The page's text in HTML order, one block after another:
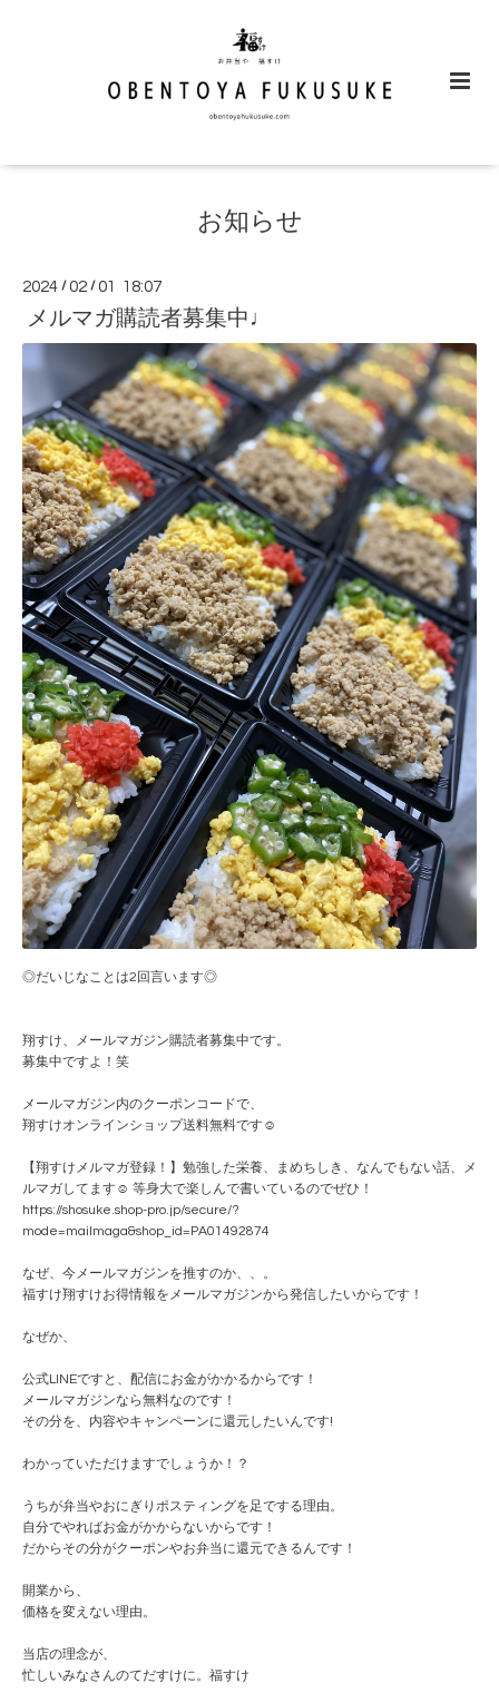
お知らせ
2024 /02 /01 18:07
メルマガ購読者募集中♩
◎だいじなことは2回言います◎
翔すけ、メールマガジン購読者募集中です。
募集中ですよ！笑
メールマガジン内のクーポンコードで、
翔すけオンラインショップ送料無料です☺️
【翔すけメルマガ登録！】勉強した栄養、まめちしき、なんでもない話、メ
ルマガしてます☺️ 等身大で楽しんで書いているのでぜひ！
https://shosuke.shop-pro.jp/secure/?
mode=mailmaga&shop_id=PA01492874
なぜ、今メールマガジンを推すのか、、。
福すけ翔すけお得情報をメールマガジンから発信したいからです！
なぜか、
公式LINEですと、配信にお金がかかるからです！
メールマガジンなら無料なのです！
その分を、内容やキャンペーンに還元したいんです!
わかっていただけますでしょうか！？
うちが弁当やおにぎりポスティングを足でする理由。
自分でやればお金がかからないからです！
だからその分がクーポンやお弁当に還元できるんです！
開業から、
価格を変えない理由。
当店の理念が、
忙しいみなさんのてだすけに。福すけ